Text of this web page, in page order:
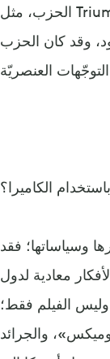
الحزب، مثل Triumph of the Will أو «انتصار الإرادة» وJud Süß أو «سوتس اليهودي»، والذي
وقد كان الحزب
الكاميرا؟
وسياساتها؛ فقد
معادية لدول
وليس الفيلم فقط؛
والجرائد